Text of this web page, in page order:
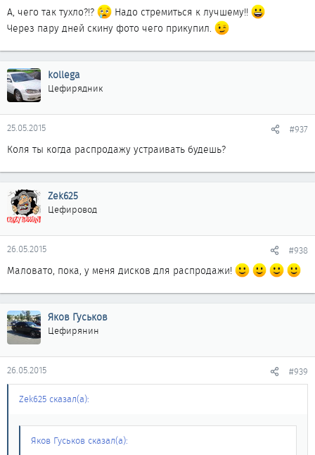
А, чего так тухло?!?
Надо стремиться к лучшему!!
Через пару дней скину фото чего прикупил.
kollega
Цефирядник
25.05.2015 #937
Коля ты когда распродажу устраивать будешь?
Zek625
Цефировод
26.05.2015 #938
Маловато, пока, у меня дисков для распродажи!
Яков Гуськов
Цефирянин
26.05.2015 #939
Zek625 сказал(а):
Яков Гуськов сказал(а):